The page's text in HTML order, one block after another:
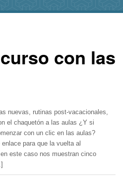
con las
nuevas, rutinas post-vacacionales,
el chaquetón a las aulas ¿Y si
con un clic en las aulas?
para que la vuelta al
este caso nos muestran cinco